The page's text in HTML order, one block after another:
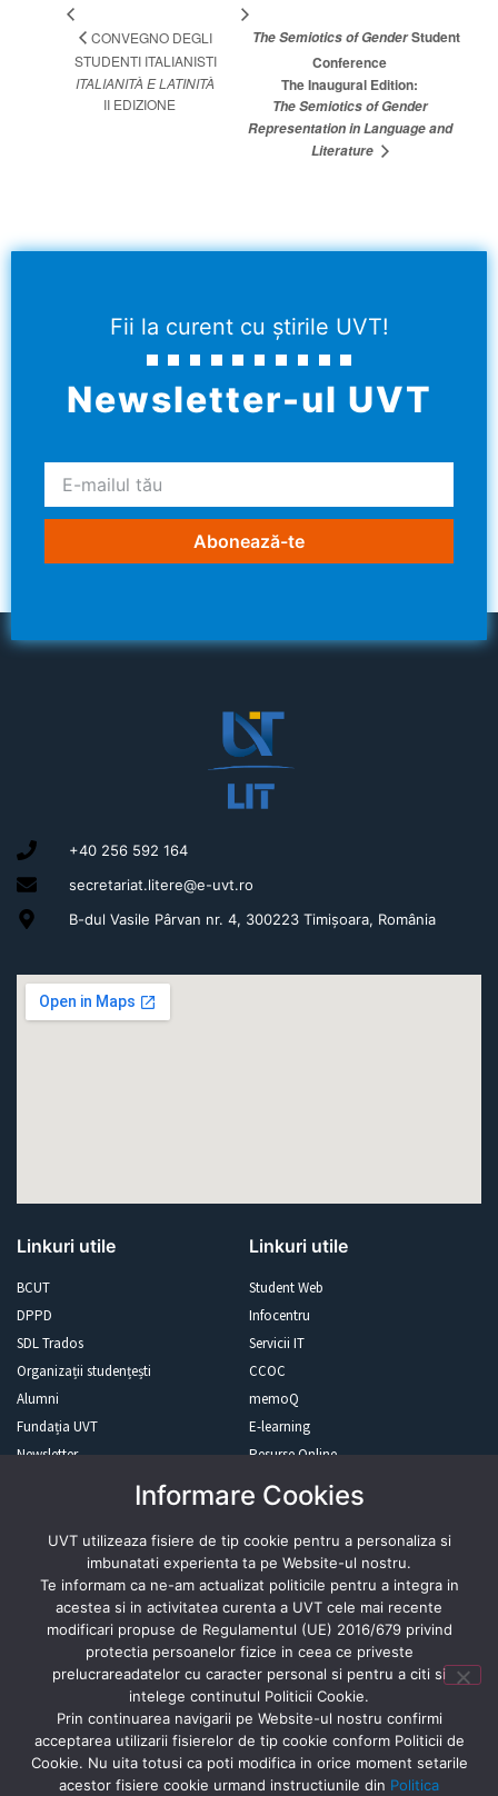
CONVEGNO DEGLI
STUDENTI ITALIANISTI
ITALIANITÀ E LATINITÀ
II EDIZIONE
The Semiotics of GenderStudent
Conference
The Inaugural Edition:
The Semiotics of Gender
Representation in Language and
Literature
Fii la curent cu știrile UVT!
Newsletter-ul UVT
Abonează-te
+40 256 592 164
secretariat.litere@e-uvt.ro
B-dul Vasile Pârvan nr. 4, 300223 Timișoara, România
Linkuri utile
BCUT
DPPD
SDL Trados
Organizații studențești
Alumni
Fundația UVT
Newsletter
Linkuri utile
Student Web
Infocentru
Servicii IT
CCOC
memoQ
E-learning
Resurse Online
Revista presei
Abonează-te
Informare Cookies
UVT utilizeaza fisiere de tip cookie pentru a personaliza si
imbunatati experienta ta pe Website-ul nostru.
Te informam ca ne-am actualizat politicile pentru a integra in
acestea si in activitatea curenta a UVT cele mai recente
modificari propuse de Regulamentul (UE) 2016/679 privind
protectia persoanelor fizice in ceea ce priveste
prelucrareadatelor cu caracter personal si pentru a citi si
intelege continutul Politicii Cookie.
Prin continuarea navigarii pe Website-ul nostru confirmi
acceptarea utilizarii fisierelor de tip cookie conform Politicii de
Cookie. Nu uita totusi ca poti modifica in orice moment setarile
acestor fisiere cookie urmand instructiunile din Politica